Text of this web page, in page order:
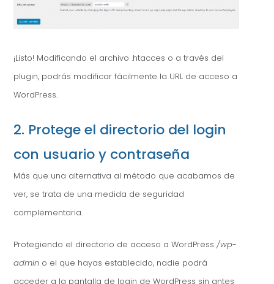
¡Listo! Modificando el archivo .htacces o a través del
plugin, podrás modificar fácilmente la URL de acceso a
WordPress.
2. Protege el directorio del login
con usuario y contraseña
Más que una alternativa al método que acabamos de
ver, se trata de una medida de seguridad
complementaria.
Protegiendo el directorio de acceso a WordPress/wp-
admin o el que hayas establecido, nadie podrá
acceder a la pantalla de login de WordPress sin antes